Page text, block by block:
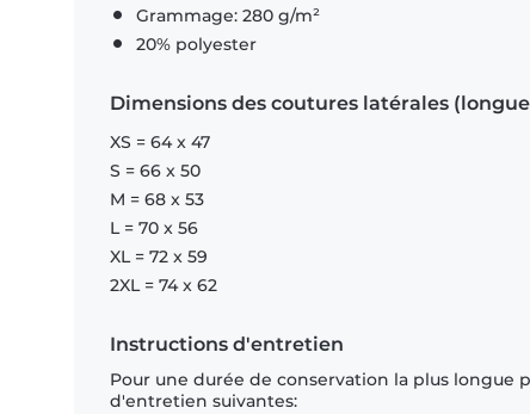
Grammage: 280 g/m²
20% polyester
Dimensions des coutures latérales
XS = 64 x 47
S = 66 x 50
M = 68 x 53
L = 70 x 56
XL = 72 x 59
2XL = 74 x 62
Instructions d'entretien
Pour une durée de conservation la plus longue
d'entretien suivantes: